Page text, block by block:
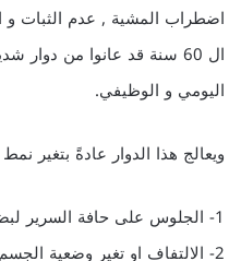
ال 60 سنة قد عانوا من
اليومي و الوظيفي.
ويعالج هذا الدوار عادةً بتغير
1- الجلوس على حافة السرير لبضع دقائق قبل الوقوف
2- الالتفاف او تغير وضعية الجسم بشكل بطيء